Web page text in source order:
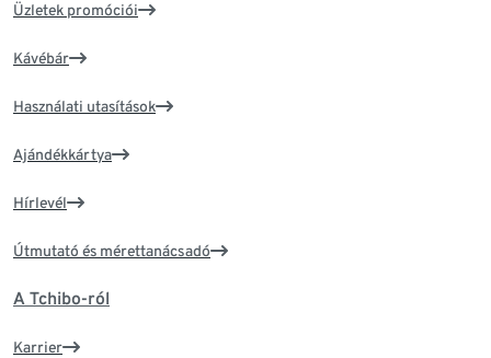
Üzletek promóciói
Kávébár
Használati utasítások
Ajándékkártya
Hírlevél
Útmutató és mérettanácsadó
A Tchibo-ról
Karrier